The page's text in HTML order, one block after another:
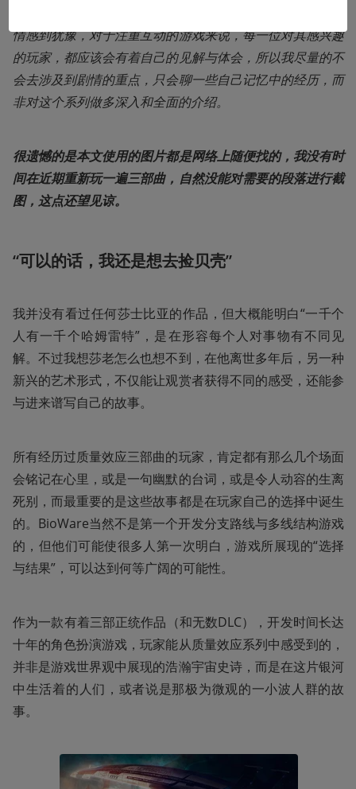
情感到犹豫，对于注重互动的游戏来说，每一位对其感兴趣
的玩家，都应该会有着自己的见解与体会，所以我尽量的不
会去涉及到剧情的重点，只会聊一些自己记忆中的经历，而
非对这个系列做多深入和全面的介绍。
很遗憾的是本文使用的图片都是网络上随便找的，我没有时
间在近期重新玩一遍三部曲，自然没能对需要的段落进行截
图，这点还望见谅。
“可以的话，我还是想去捡贝壳”
我并没有看过任何莎士比亚的作品，但大概能明白“一千个
人有一千个哈姆雷特”，是在形容每个人对事物有不同见
解。不过我想莎老怎么也想不到，在他离世多年后，另一种
新兴的艺术形式，不仅能让观赏者获得不同的感受，还能参
与进来谱写自己的故事。
所有经历过质量效应三部曲的玩家，肯定都有那么几个场面
会铭记在心里，或是一句幽默的台词，或是令人动容的生离
死别，而最重要的是这些故事都是在玩家自己的选择中诞生
的。BioWare当然不是第一个开发分支路线与多线结构游戏
的，但他们可能使很多人第一次明白，游戏所展现的“选择
与结果”，可以达到何等广阔的可能性。
作为一款有着三部正统作品（和无数DLC），开发时间长达
十年的角色扮演游戏，玩家能从质量效应系列中感受到的，
并非是游戏世界观中展现的浩瀚宇宙史诗，而是在这片银河
中生活着的人们，或者说是那极为微观的一小波人群的故
事。